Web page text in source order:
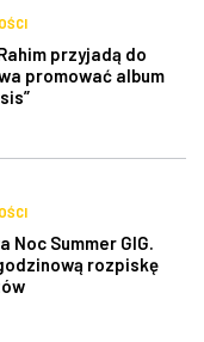
przyjadą do
promować album
Noc Summer GIG.
rozpiskę